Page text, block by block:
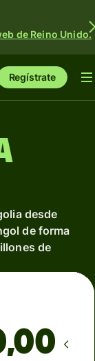
de Reino Unido.
Regístrate
desde
de forma
de
,00